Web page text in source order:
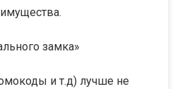
замка»
и т.д) лучше не